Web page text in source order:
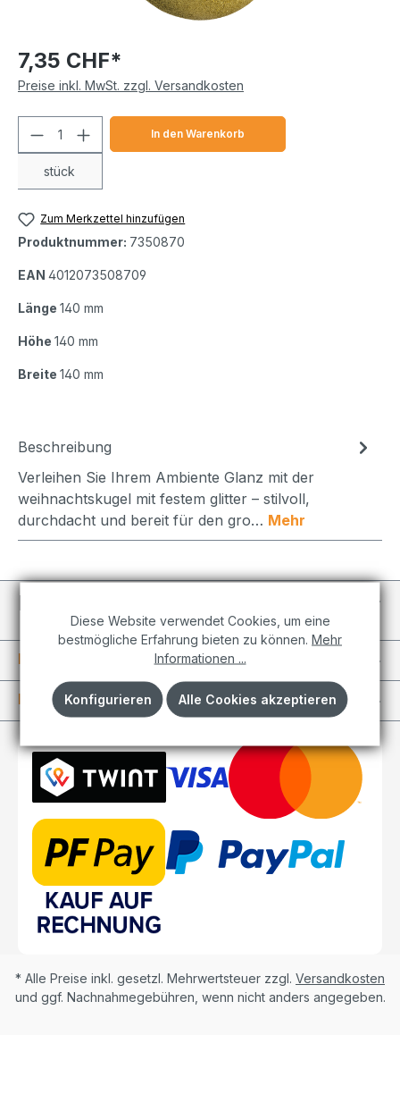
7,35 CHF*
Preise inkl. MwSt. zzgl. Versandkosten
Produkt Anzahl: Gib den
stück
In den Warenkorb
Zum Merkzettel hinzufügen
Produktnummer: 7350870
EAN 4012073508709
Länge 140 mm
Höhe 140 mm
Breite 140 mm
Beschreibung
Verleihen Sie Ihrem Ambiente Glanz mit der
weihnachtskugel mit festem glitter – stilvoll,
durchdacht und bereit für den gro… Mehr
Individuelle Projekte
Informationen
Kundenkonto
* Alle Preise inkl. gesetzl. Mehrwertsteuer zzgl. Versandkosten
und ggf. Nachnahmegebühren, wenn nicht anders angegeben.
Diese Website verwendet Cookies, um eine
bestmögliche Erfahrung bieten zu können. Mehr
Informationen ...
Konfigurieren Alle Cookies akzeptieren